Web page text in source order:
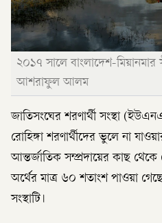
২০১৭ সালে বাংলাদেশ-মিয়ানমার
আশরাফুল আলম
জাতিসংঘের শরণার্থী সংস্থা
রোহিঙ্গা শরণার্থীদের ভুলে না
আন্তর্জাতিক সম্প্রদায়ের কাছ থেকে
অর্থের মাত্র ৬০ শতাংশ পাওয়া
সংস্থাটি।